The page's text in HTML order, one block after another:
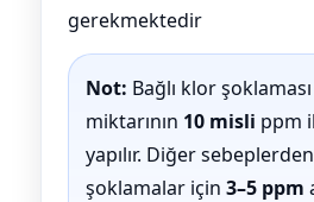
gerekmektedir
Not: Bağlı klor
miktarının 10 misli ppm
yapılır. Diğer
şoklamalar için 3–5 ppm